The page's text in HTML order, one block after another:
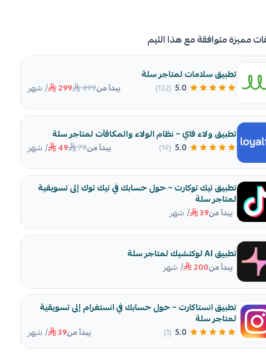
مميزة متوافقة مع هذا الثيم
تطبيق سلامات لمتاجر سلة
5.0
(132) يبدأ من499
299 / شهر
تطبيق ولاء فاي – نظام الولاء والمكافآت لمتاجر سلة
5.0
(19) يبدأ من79
49 / شهر
تطبيق تيك توكارت – حول حسابك في تيك توك إلى تسويقية
لمتاجر سلة
يبدأ من39 / شهر
تطبيق AI لوكتشيك لمتاجر سلة
يبدأ من200 / شهر
تطبيق انستاكارت – حول حسابك في انستغرام إلى تسويقية
لمتاجر سلة
5.0
(1) يبدأ من39 / شهر